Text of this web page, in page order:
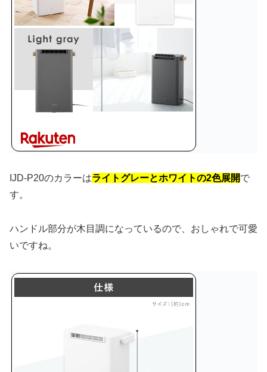
IJD-P20のカラーはライトグレーとホワイトの2色展開で
す。
ハンドル部分が木目調になっているので、おしゃれで可愛
いですね。